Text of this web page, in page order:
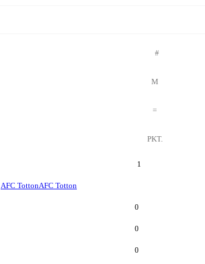
#
M
=
PKT.
1
AFC TottonAFC Totton
0
0
0